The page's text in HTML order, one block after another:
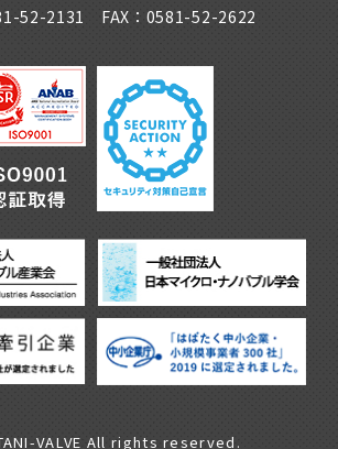
52-2131 FAX：0581-52-2622
VALVE All rights reserved.